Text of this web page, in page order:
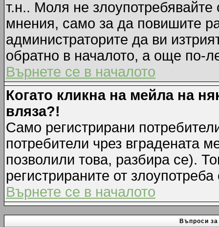
т.н.. Моля не
мнения, само за да повишите
администраторите да ви
обратно в началото, а още по-
Върнете се в началото
Когато кликна на мейла на
вляза?!
Само регистрирани
потребители чрез вградената
позволили това, разбира се).
регистрираните от
Върнете се в началото
Въпроси